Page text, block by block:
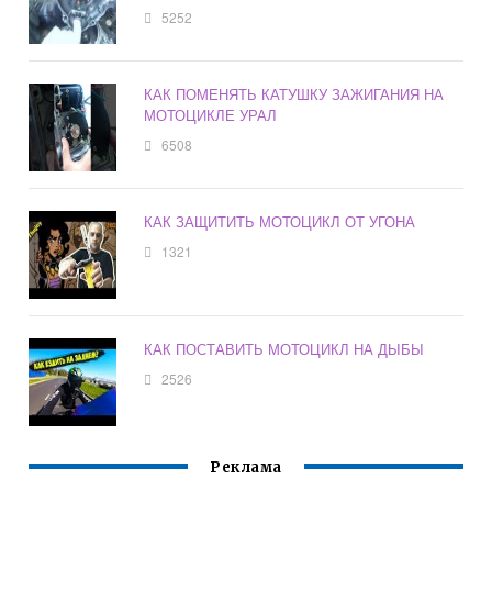
5252
КАК ПОМЕНЯТЬ КАТУШКУ ЗАЖИГАНИЯ НА
МОТОЦИКЛЕ УРАЛ
6508
КАК ЗАЩИТИТЬ МОТОЦИКЛ ОТ УГОНА
1321
КАК ПОСТАВИТЬ МОТОЦИКЛ НА ДЫБЫ
2526
Реклама